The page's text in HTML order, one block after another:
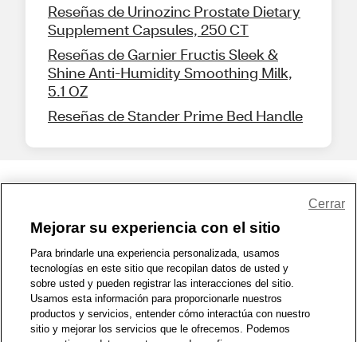
Reseñas de Urinozinc Prostate Dietary
Supplement Capsules, 250 CT
Reseñas de Garnier Fructis Sleek &
Shine Anti-Humidity Smoothing Milk,
5.1 OZ
Reseñas de Stander Prime Bed Handle
1-800-679-9691 | Contáctenos | Términos de Uso | Accesibilidad
Política de Privacidad | WA Privacy Policy | Mapa del sitio
Zona de Bienestar | © 1999 - 2026 CVS.com
Mejorar su experiencia con el sitio
Para brindarle una experiencia personalizada, usamos
tecnologías en este sitio que recopilan datos de usted y
sobre usted y pueden registrar las interacciones del sitio.
Usamos esta información para proporcionarle nuestros
productos y servicios, entender cómo interactúa con nuestro
sitio y mejorar los servicios que le ofrecemos. Podemos
Cerrar